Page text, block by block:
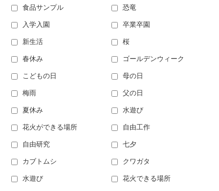
食品サンプル 恐竜
入学入園 卒業卒園
新生活 桜
春休み ゴールデンウィーク
こどもの日 母の日
梅雨 父の日
夏休み 水遊び
花火ができる場所 自由工作
自由研究 七夕
カブトムシ クワガタ
水遊び 花火できる場所